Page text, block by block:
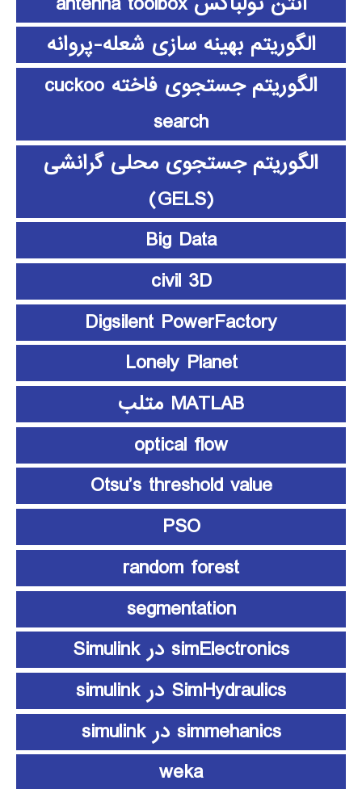
الگوریتم بهینه سازی شعله-پروانه
الگوریتم جستجوی فاخته cuckoo
search
الگوریتم جستجوی محلی گرانشی
(GELS)
Big Data
civil 3D
Digsilent PowerFactory
Lonely Planet
MATLAB متلب
optical flow
Otsu’s threshold value
PSO
random forest
segmentation
simElectronics در Simulink
SimHydraulics در simulink
simmehanics در simulink
weka